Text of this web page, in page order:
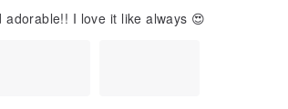
adorable!! I love it like always 😍